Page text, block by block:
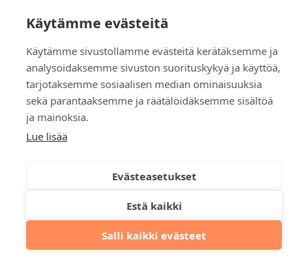
Käytämme evästeitä
Käytämme sivustollamme evästeitä kerätäksemme ja
analysoidaksemme sivuston suorituskykyä ja käyttöä,
tarjotaksemme sosiaalisen median ominaisuuksia
sekä parantaaksemme ja räätälöidäksemme sisältöä
ja mainoksia.
Lue lisää
Evästeasetukset
Estä kaikki
Salli kaikki evästeet
© Rune & Berg Design